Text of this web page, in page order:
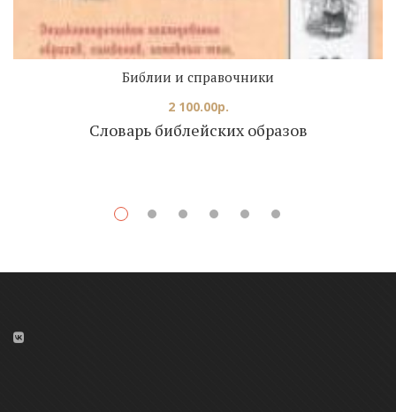
Словарь библейских образов
Библии и справочники
2 100.00р.